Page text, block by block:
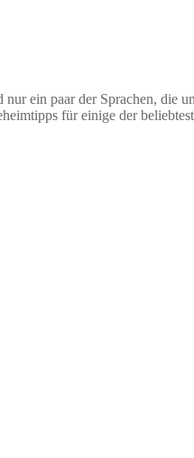
ein paar der Sprachen, die
für einige der